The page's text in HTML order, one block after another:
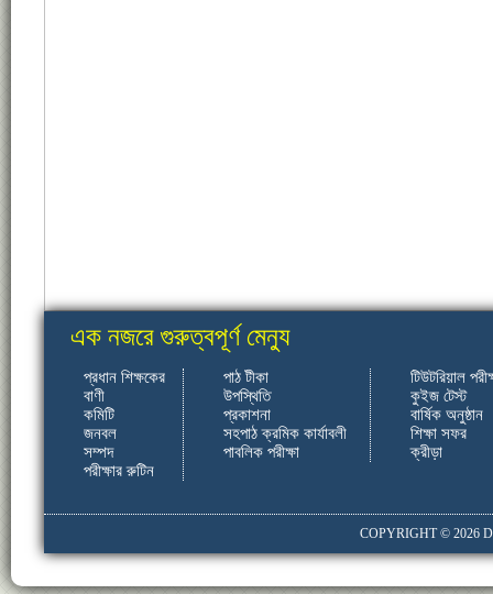
এক নজরে গুরুত্বপূর্ণ মেন্যু
প্রধান শিক্ষকের
বাণী
কমিটি
জনবল
সম্পদ
পরীক্ষার রুটিন
পাঠ টীকা
উপস্থিতি
প্রকাশনা
সহপাঠ ক্রমিক কার্যাবলী
পাবলিক পরীক্ষা
টিউটরিয়াল
কুইজ টেস্ট
বার্ষিক অনুষ্ঠান
শিক্ষা সফর
ক্রীড়া
COPYRIGHT © 2026